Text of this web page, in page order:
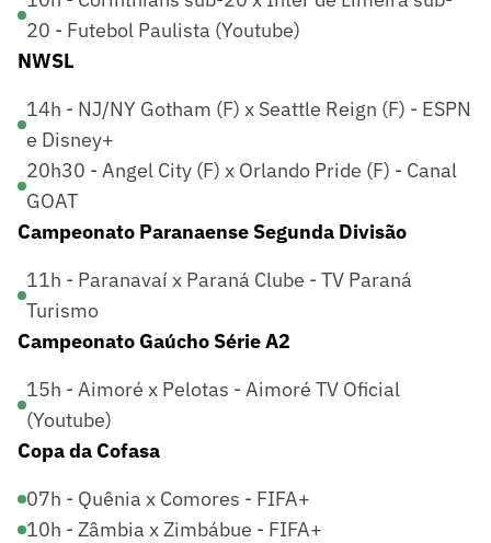
20 - Futebol Paulista (Youtube)
NWSL
14h - NJ/NY Gotham (F) x Seattle Reign (F) - ESPN
e Disney+
20h30 - Angel City (F) x Orlando Pride (F) - Canal
GOAT
Campeonato Paranaense Segunda Divisão
11h - Paranavaí x Paraná Clube - TV Paraná
Turismo
Campeonato Gaúcho Série A2
15h - Aimoré x Pelotas - Aimoré TV Oficial
(Youtube)
Copa da Cofasa
07h - Quênia x Comores - FIFA+
10h - Zâmbia x Zimbábue - FIFA+